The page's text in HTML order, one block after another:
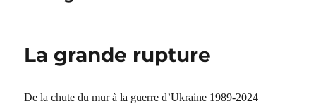
La grande rupture
De la chute du mur à la guerre d’Ukraine 1989-2024